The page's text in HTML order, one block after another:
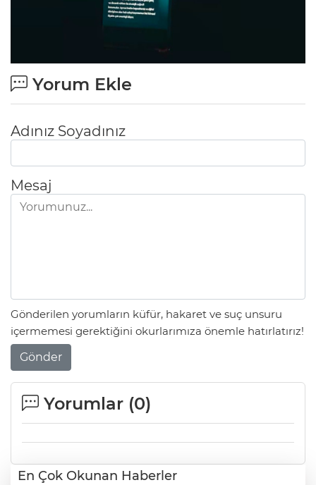
Yorum Ekle
Adınız Soyadınız
Mesaj
Gönderilen yorumların küfür, hakaret ve suç unsuru
içermemesi gerektiğini okurlarımıza önemle hatırlatırız!
Gönder
Yorumlar (0)
En Çok Okunan Haberler